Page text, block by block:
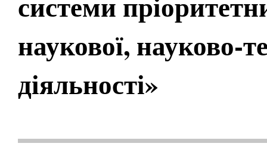
наукової, науково-
діяльності»